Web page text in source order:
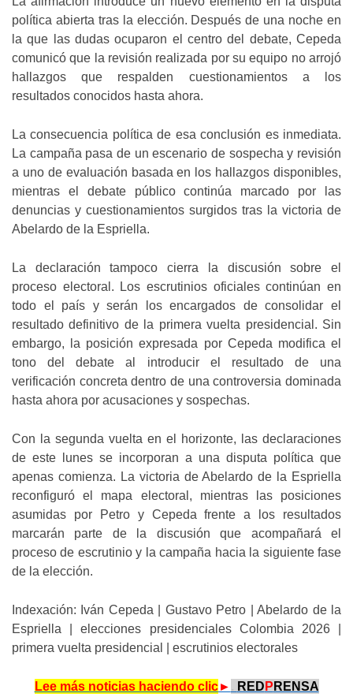
política abierta tras la elección. Después de una noche en
la que las dudas ocuparon el centro del debate, Cepeda
comunicó que la revisión realizada por su equipo no arrojó
hallazgos que respalden cuestionamientos a los
resultados conocidos hasta ahora.
La consecuencia política de esa conclusión es inmediata.
La campaña pasa de un escenario de sospecha y revisión
a uno de evaluación basada en los hallazgos disponibles,
mientras el debate público continúa marcado por las
denuncias y cuestionamientos surgidos tras la victoria de
Abelardo de la Espriella.
La declaración tampoco cierra la discusión sobre el
proceso electoral. Los escrutinios oficiales continúan en
todo el país y serán los encargados de consolidar el
resultado definitivo de la primera vuelta presidencial. Sin
embargo, la posición expresada por Cepeda modifica el
tono del debate al introducir el resultado de una
verificación concreta dentro de una controversia dominada
hasta ahora por acusaciones y sospechas.
Con la segunda vuelta en el horizonte, las declaraciones
de este lunes se incorporan a una disputa política que
apenas comienza. La victoria de Abelardo de la Espriella
reconfiguró el mapa electoral, mientras las posiciones
asumidas por Petro y Cepeda frente a los resultados
marcarán parte de la discusión que acompañará el
proceso de escrutinio y la campaña hacia la siguiente fase
de la elección.
Indexación: Iván Cepeda | Gustavo Petro | Abelardo de la
Espriella | elecciones presidenciales Colombia 2026 |
primera vuelta presidencial | escrutinios electorales
Lee más noticias haciendo clic► RED P RENSA